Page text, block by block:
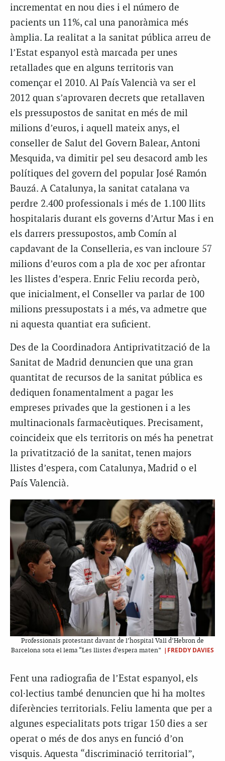
incrementat en nou dies i el número de
pacients un 11%, cal una panoràmica més
àmplia. La realitat a la sanitat pública arreu de
l’Estat espanyol està marcada per unes
retallades que en alguns territoris van
començar el 2010. Al País Valencià va ser el
2012 quan s’aprovaren decrets que retallaven
els pressupostos de sanitat en més de mil
milions d’euros, i aquell mateix anys, el
conseller de Salut del Govern Balear, Antoni
Mesquida, va dimitir pel seu desacord amb les
polítiques del govern del popular José Ramón
Bauzá. A Catalunya, la sanitat catalana va
perdre 2.400 professionals i més de 1.100 llits
hospitalaris durant els governs d’Artur Mas i en
els darrers pressupostos, amb Comín al
capdavant de la Conselleria, es van incloure 57
milions d’euros com a pla de xoc per afrontar
les llistes d’espera. Enric Feliu recorda però,
que inicialment, el Conseller va parlar de 100
milions pressupostats i a més, va admetre que
ni aquesta quantiat era suficient.
Des de la Coordinadora Antiprivatització de la
Sanitat de Madrid denuncien que una gran
quantitat de recursos de la sanitat pública es
dediquen fonamentalment a pagar les
empreses privades que la gestionen i a les
multinacionals farmacèutiques. Precisament,
coincideix que els territoris on més ha penetrat
la privatització de la sanitat, tenen majors
llistes d’espera, com Catalunya, Madrid o el
País Valencià.
Professionals protestant davant de l’hospital Vall d’Hebron de
Barcelona sota el lema “Les llistes d’espera maten” |FREDDY DAVIES
Fent una radiografia de l’Estat espanyol, els
col·lectius també denuncien que hi ha moltes
diferències territorials. Feliu lamenta que per a
algunes especialitats pots trigar 150 dies a ser
operat o més de dos anys en funció d’on
visquis. Aquesta “discriminació territorial”,